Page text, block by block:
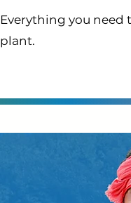
Everything you need
plant.